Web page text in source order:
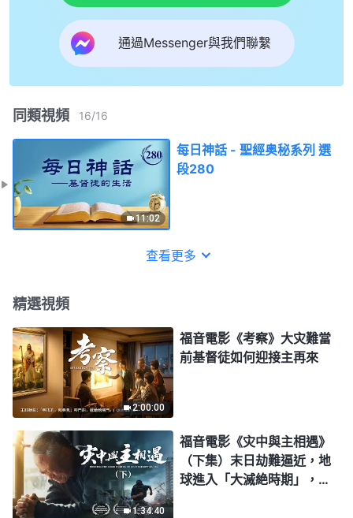
通過Messenger與我們聯繫
同類視頻 16/16
11:02
每日神話 - 聖經奥秘系列 選
段280
查看更多
精選視頻
2:00:00
福音電影《考察》大灾難當
前基督徒如何迎接主再來
1:34:40
福音電影《灾中與主相遇》
（下集）末日劫難逼近，地
球進入「大滅絶時期」，人